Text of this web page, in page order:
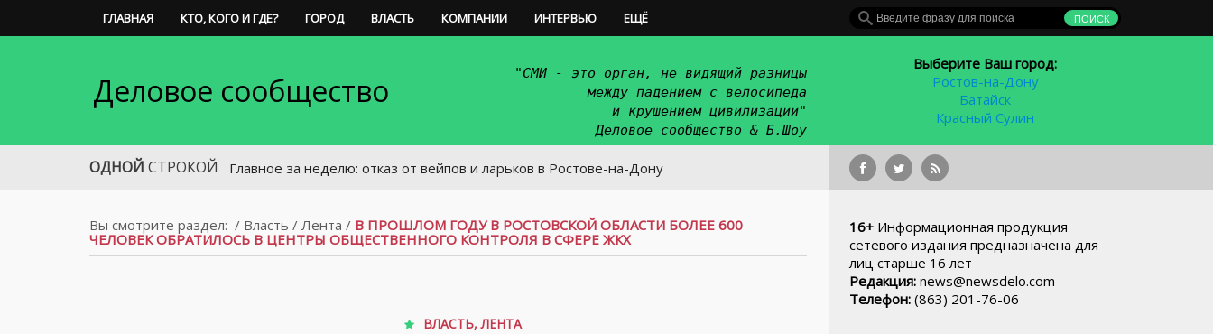
ГЛАВНАЯ КТО, КОГО И ГДЕ? ГОРОД ВЛАСТЬ КОМПАНИИ ИНТЕРВЬЮ ЕЩЁ
Деловое сообщество
"СМИ - это орган, не видящий разницы
между падением с велосипеда
и крушением цивилизации"
Деловое сообщество & Б.Шоу
Выберите Ваш город:
Ростов-на-Дону
Батайск
Красный Сулин
ОДНОЙ СТРОКОЙ
Главное за неделю: отказ от вейпов и ларьков в Ростове-на-Дону
Вы смотрите раздел: / Власть / Лента / В ПРОШЛОМ ГОДУ В РОСТОВСКОЙ ОБЛАСТИ БОЛЕЕ 600
ЧЕЛОВЕК ОБРАТИЛОСЬ В ЦЕНТРЫ ОБЩЕСТВЕННОГО КОНТРОЛЯ В СФЕРЕ ЖКХ
ВЛАСТЬ,ЛЕНТА
16+ Информационная продукция
сетевого издания предназначена для
лиц старше 16 лет
Редакция: news@newsdelo.com
Телефон: (863) 201-76-06